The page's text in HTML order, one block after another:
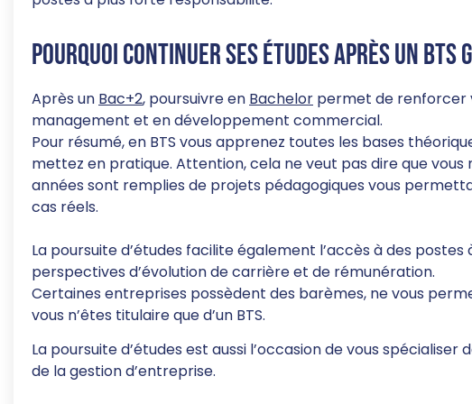
Pourquoi continuer ses études après un BTS
Après un Bac+2, poursuivre en Bachelor permet de renforcer
management et en développement commercial.
Pour résumé, en BTS vous apprenez toutes les bases
mettez en pratique. Attention, cela ne veut pas dire que vous
années sont remplies de projets pédagogiques vous
cas réels.
La poursuite d’études facilite également l’accès à des
perspectives d’évolution de carrière et de rémunération.
Certaines entreprises possèdent des barèmes, ne vous
vous n’êtes titulaire que d’un BTS.
La poursuite d’études est aussi l’occasion de vous
de la gestion d’entreprise.